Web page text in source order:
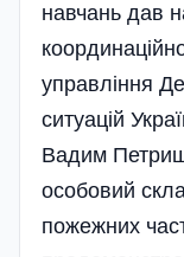
навчань дав
управління
ситуацій
Вадим
особовий
пожежних